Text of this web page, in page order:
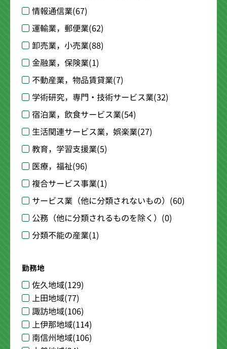
情報通信業(67)
運輸業，郵便業(62)
卸売業，小売業(88)
金融業，保険業(1)
不動産業，物品賃貸業(7)
学術研究，専門・技術サービス業(32)
宿泊業，飲食サービス業(54)
生活関連サービス業，娯楽業(27)
教育，学習支援業(5)
医療，福祉(96)
複合サービス事業(1)
サービス業（他に分類されないもの） (60)
公務（他に分類されるものを除く） (0)
分類不能の産業(1)
勤務地
佐久地域(129)
上田地域(77)
諏訪地域(106)
上伊那地域(114)
南信州地域(106)